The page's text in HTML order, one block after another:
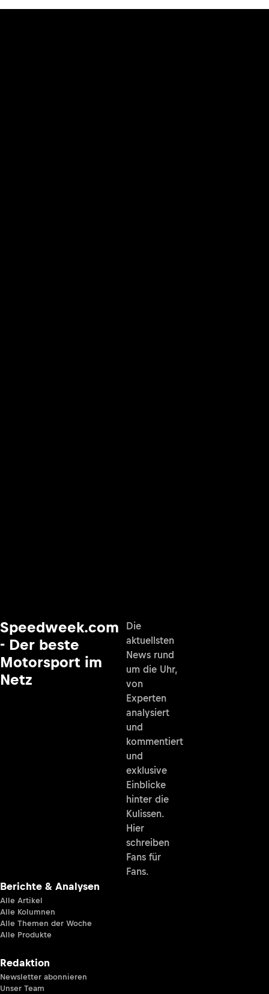
Speedweek.com
- Der beste
Motorsport im
Netz
Die
aktuellsten
News rund
um die Uhr,
von
Experten
analysiert
und
kommentiert
und
exklusive
Einblicke
hinter die
Kulissen.
Hier
schreiben
Fans für
Fans.
Berichte & Analysen
Alle Artikel
Alle Kolumnen
Alle Themen der Woche
Alle Produkte
Redaktion
Newsletter abonnieren
Unser Team